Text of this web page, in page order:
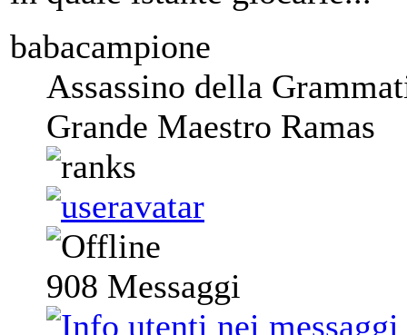
babacampione
Assassino della
Grande Maestro Ramas
908 Messaggi